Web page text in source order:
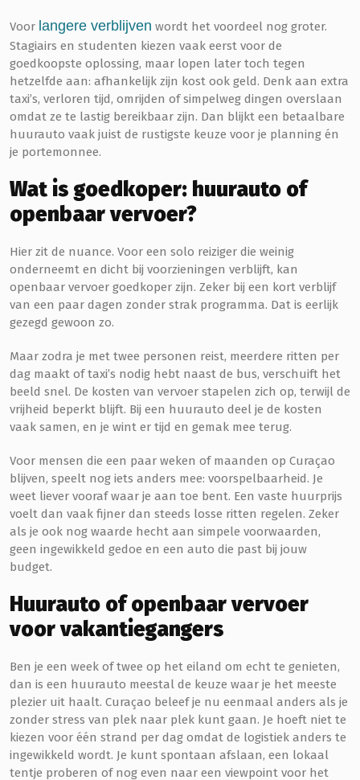
Voor langere verblijven wordt het voordeel nog groter.
Stagiairs en studenten kiezen vaak eerst voor de
goedkoopste oplossing, maar lopen later toch tegen
hetzelfde aan: afhankelijk zijn kost ook geld. Denk aan extra
taxi’s, verloren tijd, omrijden of simpelweg dingen overslaan
omdat ze te lastig bereikbaar zijn. Dan blijkt een betaalbare
huurauto vaak juist de rustigste keuze voor je planning én
je portemonnee.
Wat is goedkoper: huurauto of
openbaar vervoer?
Hier zit de nuance. Voor een solo reiziger die weinig
onderneemt en dicht bij voorzieningen verblijft, kan
openbaar vervoer goedkoper zijn. Zeker bij een kort verblijf
van een paar dagen zonder strak programma. Dat is eerlijk
gezegd gewoon zo.
Maar zodra je met twee personen reist, meerdere ritten per
dag maakt of taxi’s nodig hebt naast de bus, verschuift het
beeld snel. De kosten van vervoer stapelen zich op, terwijl de
vrijheid beperkt blijft. Bij een huurauto deel je de kosten
vaak samen, en je wint er tijd en gemak mee terug.
Voor mensen die een paar weken of maanden op Curaçao
blijven, speelt nog iets anders mee: voorspelbaarheid. Je
weet liever vooraf waar je aan toe bent. Een vaste huurprijs
voelt dan vaak fijner dan steeds losse ritten regelen. Zeker
als je ook nog waarde hecht aan simpele voorwaarden,
geen ingewikkeld gedoe en een auto die past bij jouw
budget.
Huurauto of openbaar vervoer
voor vakantiegangers
Ben je een week of twee op het eiland om echt te genieten,
dan is een huurauto meestal de keuze waar je het meeste
plezier uit haalt. Curaçao beleef je nu eenmaal anders als je
zonder stress van plek naar plek kunt gaan. Je hoeft niet te
kiezen voor één strand per dag omdat de logistiek anders te
ingewikkeld wordt. Je kunt spontaan afslaan, een lokaal
tentje proberen of nog even naar een viewpoint voor het